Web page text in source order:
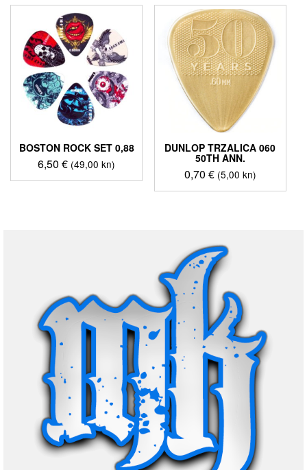
BOSTON ROCK SET 0,88
6,50€ (49,00 kn)
DUNLOP TRZALICA 060
50TH ANN.
0,70 € (5,00 kn)